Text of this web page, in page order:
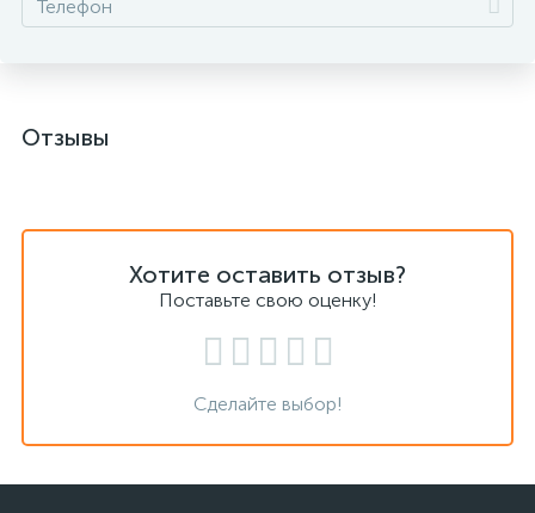
Отзывы
Хотите оставить отзыв?
Поставьте свою оценку!
Сделайте выбор!